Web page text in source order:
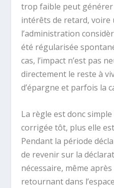
trop faible peut générer
intérêts de retard, voire
l’administration
été régularisée
cas, l’impact n’est pas
directement le reste à
d’épargne et parfois la
La règle est donc
corrigée tôt, plus elle
Pendant la période
de revenir sur la
nécessaire, même
retournant dans